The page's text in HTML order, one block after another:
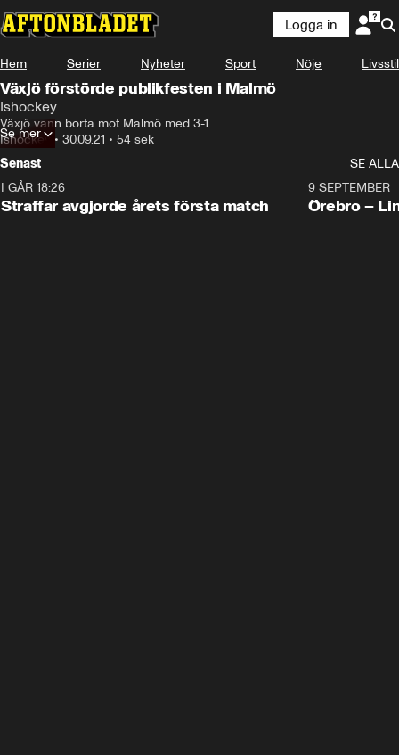
Logga in
Hem Serier Nyheter Sport Nöje Livsstil
Växjö förstörde publikfesten i Malmö
Ishockey
Växjö vann borta mot Malmö med 3-1
Ishockey• 30.09.21 • 54 sek
Se mer
Senast
SE ALLA
I GÅR 18:26
Straffar avgjorde årets första match
Plus
9 SEPTEMBER
Örebro –